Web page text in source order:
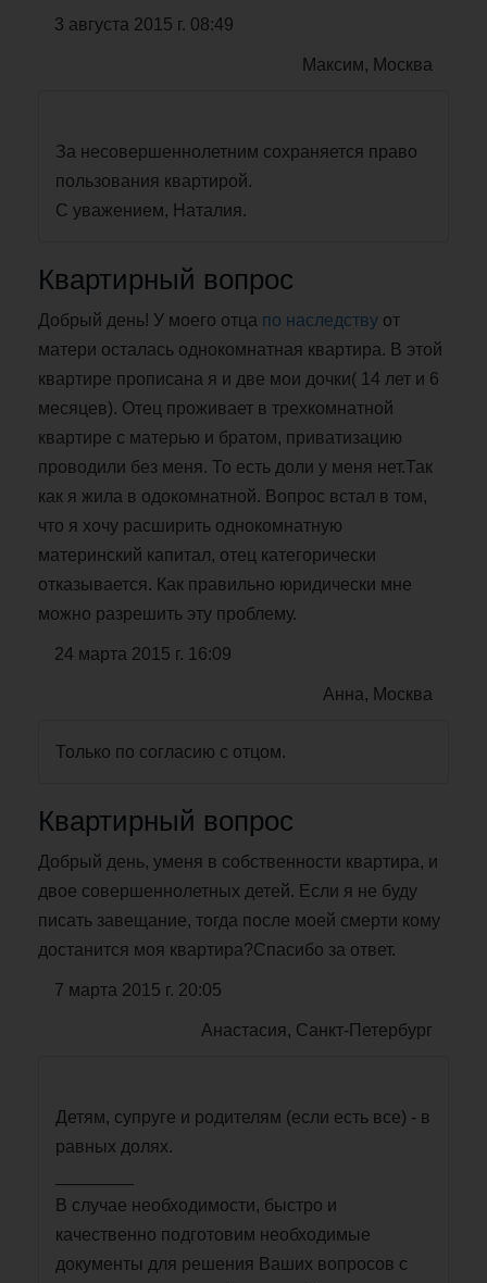
3 августа 2015 г. 08:49
Максим, Москва
За несовершеннолетним сохраняется право
пользования квартирой.
С уважением, Наталия.
Квартирный вопрос
Добрый день! У моего отца по наследству от
матери осталась однокомнатная квартира. В этой
квартире прописана я и две мои дочки( 14 лет и 6
месяцев). Отец проживает в трехкомнатной
квартире с матерью и братом, приватизацию
проводили без меня. То есть доли у меня нет.Так
как я жила в одокомнатной. Вопрос встал в том,
что я хочу расширить однокомнатную
материнский капитал, отец категорически
отказывается. Как правильно юридически мне
можно разрешить эту проблему.
24 марта 2015 г. 16:09
Анна, Москва
Только по согласию с отцом.
Квартирный вопрос
Добрый день, уменя в собственности квартира, и
двое совершеннолетных детей. Если я не буду
писать завещание, тогда после моей смерти кому
достанится моя квартира?Спасибо за ответ.
7 марта 2015 г. 20:05
Анастасия, Санкт-Петербург
Детям, супруге и родителям (если есть все) - в
равных долях.
В случае необходимости, быстро и
качественно подготовим необходимые
документы для решения Ваших вопросов с